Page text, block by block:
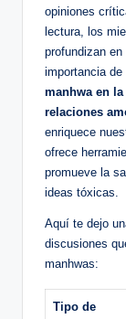
opiniones
lectura, los
profundizan
importancia
manhwa⁣ en
relaciones
enriquece
ofrece
promueve‌ la
ideas tóxicas.
Aquí te dejo
discusiones
manhwas:
Tipo de